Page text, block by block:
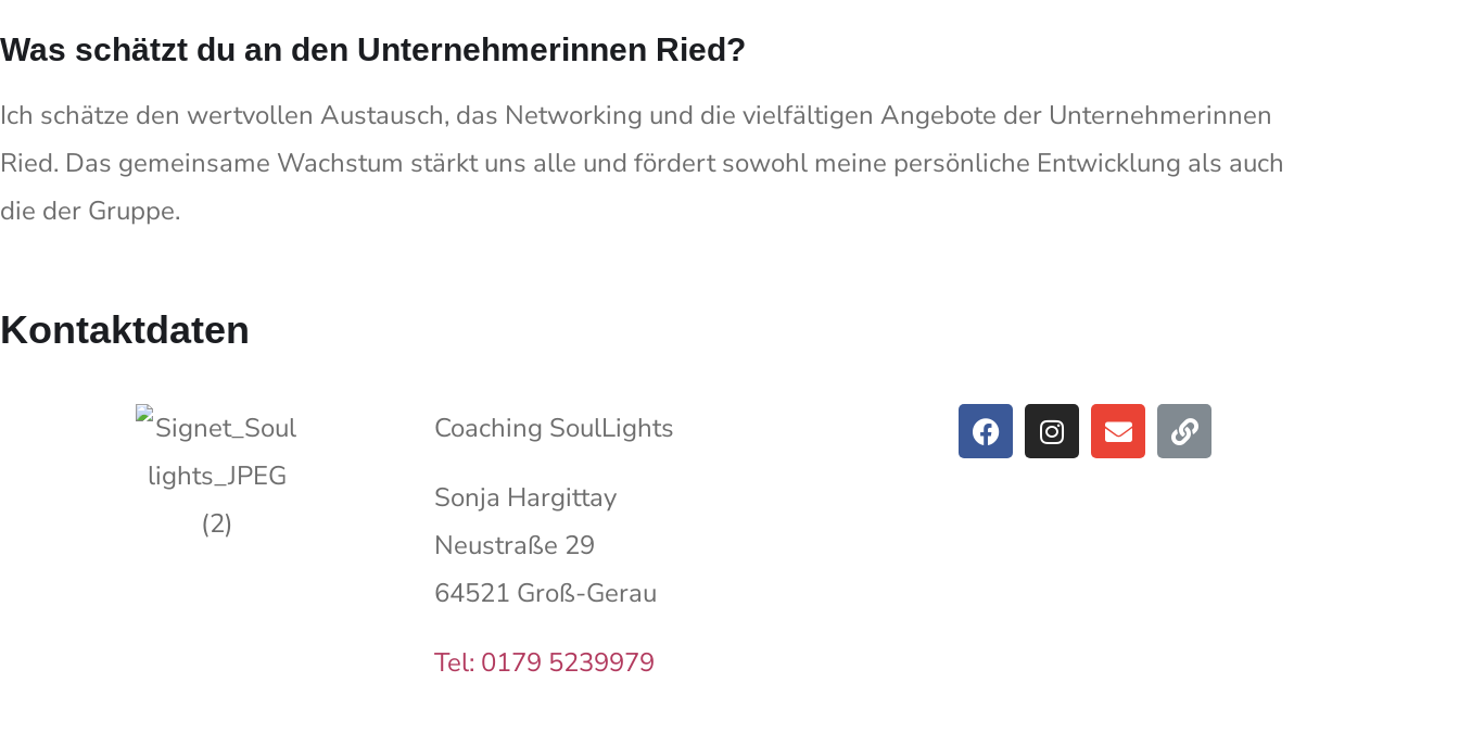
Was schätzt du an den Unternehmerinnen Ried?
Ich schätze den wertvollen Austausch, das Networking und die vielfältigen Angebote der Unternehmerinnen
Ried. Das gemeinsame Wachstum stärkt uns alle und fördert sowohl meine persönliche Entwicklung als auch
die der Gruppe.
Kontaktdaten
Coaching SoulLights
Sonja Hargittay
Neustraße 29
64521 Groß-Gerau
Tel: 0179 5239979